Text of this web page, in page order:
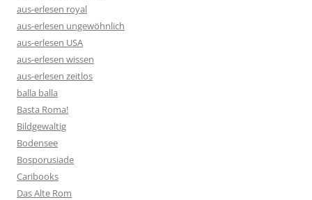
aus-erlesen royal
aus-erlesen ungewöhnlich
aus-erlesen USA
aus-erlesen wissen
aus-erlesen zeitlos
balla balla
Basta Roma!
Bildgewaltig
Bodensee
Bosporusiade
Caribooks
Das Alte Rom